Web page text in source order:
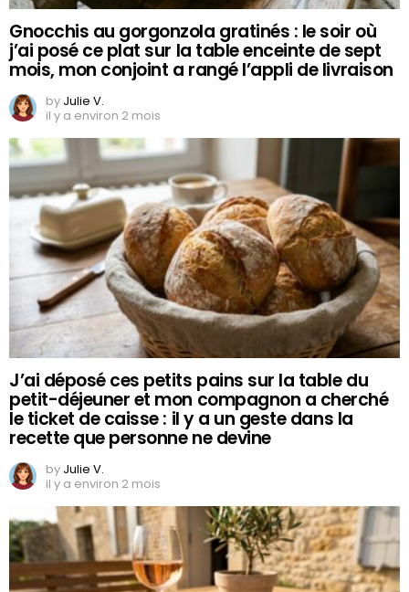
Gnocchis au gorgonzola gratinés : le soir où
j’ai posé ce plat sur la table enceinte de sept
mois, mon conjoint a rangé l’appli de livraison
by Julie V.
il y a environ 2 mois
J’ai déposé ces petits pains sur la table du
petit-déjeuner et mon compagnon a cherché
le ticket de caisse : il y a un geste dans la
recette que personne ne devine
by Julie V.
il y a environ 2 mois